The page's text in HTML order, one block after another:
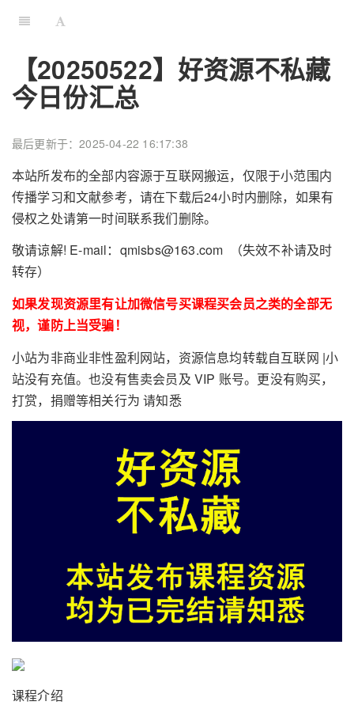
【20250522】好资源不私藏
今日份汇总
最后更新于：2025-04-22 16:17:38
本站所发布的全部内容源于互联网搬运，仅限于小范围内
传播学习和文献参考，请在下载后24小时内删除，如果有
侵权之处请第一时间联系我们删除。
敬请谅解! E-mail：qmisbs@163.com （失效不补请及时
转存）
如果发现资源里有让加微信号买课程买会员之类的全部无
视，谨防上当受骗！
小站为非商业非性盈利网站，资源信息均转载自互联网 |小
站没有充值。也没有售卖会员及 VIP 账号。更没有购买，
打赏，捐赠等相关行为 请知悉
课程介绍